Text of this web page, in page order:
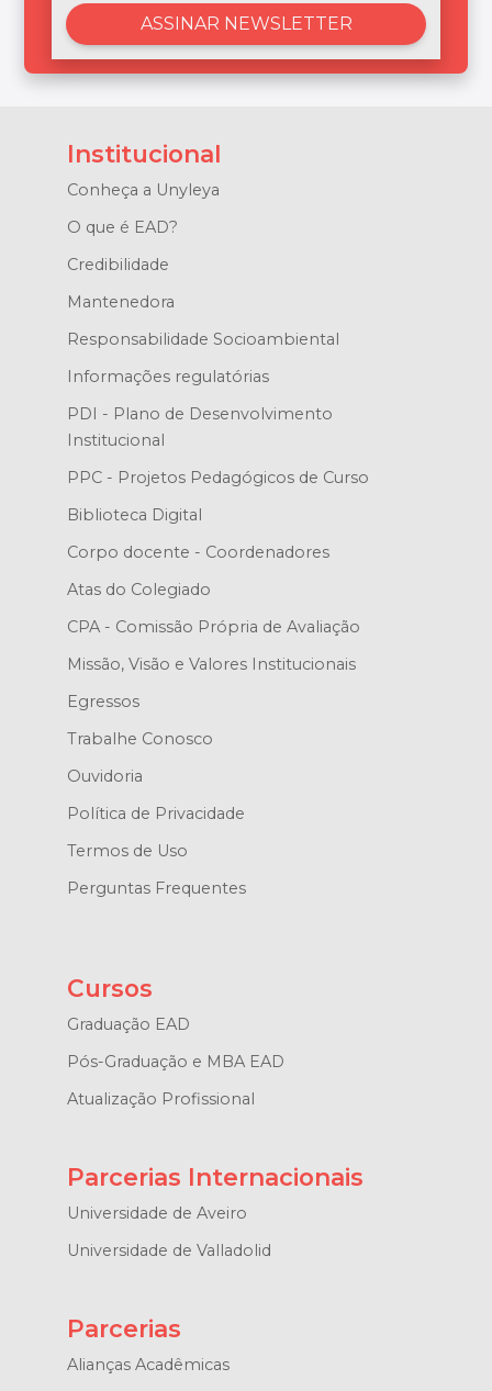
Institucional
Conheça a Unyleya
O que é EAD?
Credibilidade
Mantenedora
Responsabilidade Socioambiental
Informações regulatórias
PDI - Plano de Desenvolvimento
Institucional
PPC - Projetos Pedagógicos de Curso
Biblioteca Digital
Corpo docente - Coordenadores
Atas do Colegiado
CPA - Comissão Própria de Avaliação
Missão, Visão e Valores Institucionais
Egressos
Trabalhe Conosco
Ouvidoria
Política de Privacidade
Termos de Uso
Perguntas Frequentes
Cursos
Graduação EAD
Pós-Graduação e MBA EAD
Atualização Profissional
Parcerias Internacionais
Universidade de Aveiro
Universidade de Valladolid
Parcerias
Alianças Acadêmicas